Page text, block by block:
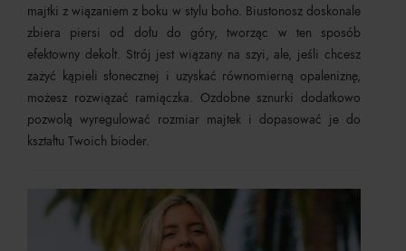
majtki z wiązaniem z boku w stylu boho. Biustonosz doskonale
zbiera piersi od dołu do góry, tworząc w ten sposób
efektowny dekolt. Strój jest wiązany na szyi, ale, jeśli chcesz
zażyć kąpieli słonecznej i uzyskać równomierną opaleniznę,
możesz rozwiązać ramiączka. Ozdobne sznurki dodatkowo
pozwolą wyregulować rozmiar majtek i dopasować je do
kształtu Twoich bioder.